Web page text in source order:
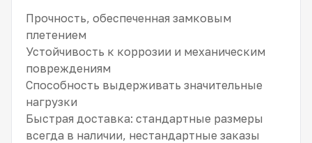
Прочность, обеспеченная замковым
плетением
Устойчивость к коррозии и механическим
повреждениям
Способность выдерживать значительные
нагрузки
Быстрая доставка: стандартные размеры
всегда в наличии, нестандартные заказы